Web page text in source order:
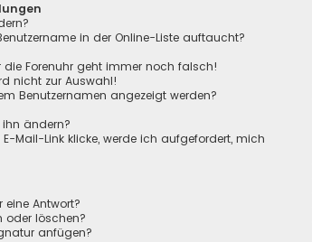
in der Online-Liste auftaucht?
die Forenuhr geht immer noch falsch!
nicht zur Auswahl!
Benutzernamen angezeigt werden?
ändern?
Mail-Link klicke, werde ich aufgefordert, mich
eine Antwort?
oder löschen?
anfügen?